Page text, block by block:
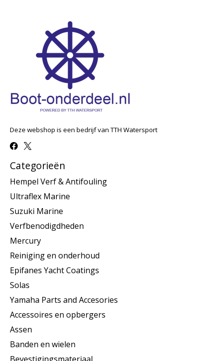
Deze webshop is een bedrijf van TTH Watersport
Categorieën
Hempel Verf & Antifouling
Ultraflex Marine
Suzuki Marine
Verfbenodigdheden
Mercury
Reiniging en onderhoud
Epifanes Yacht Coatings
Solas
Yamaha Parts and Accesories
Accessoires en opbergers
Assen
Banden en wielen